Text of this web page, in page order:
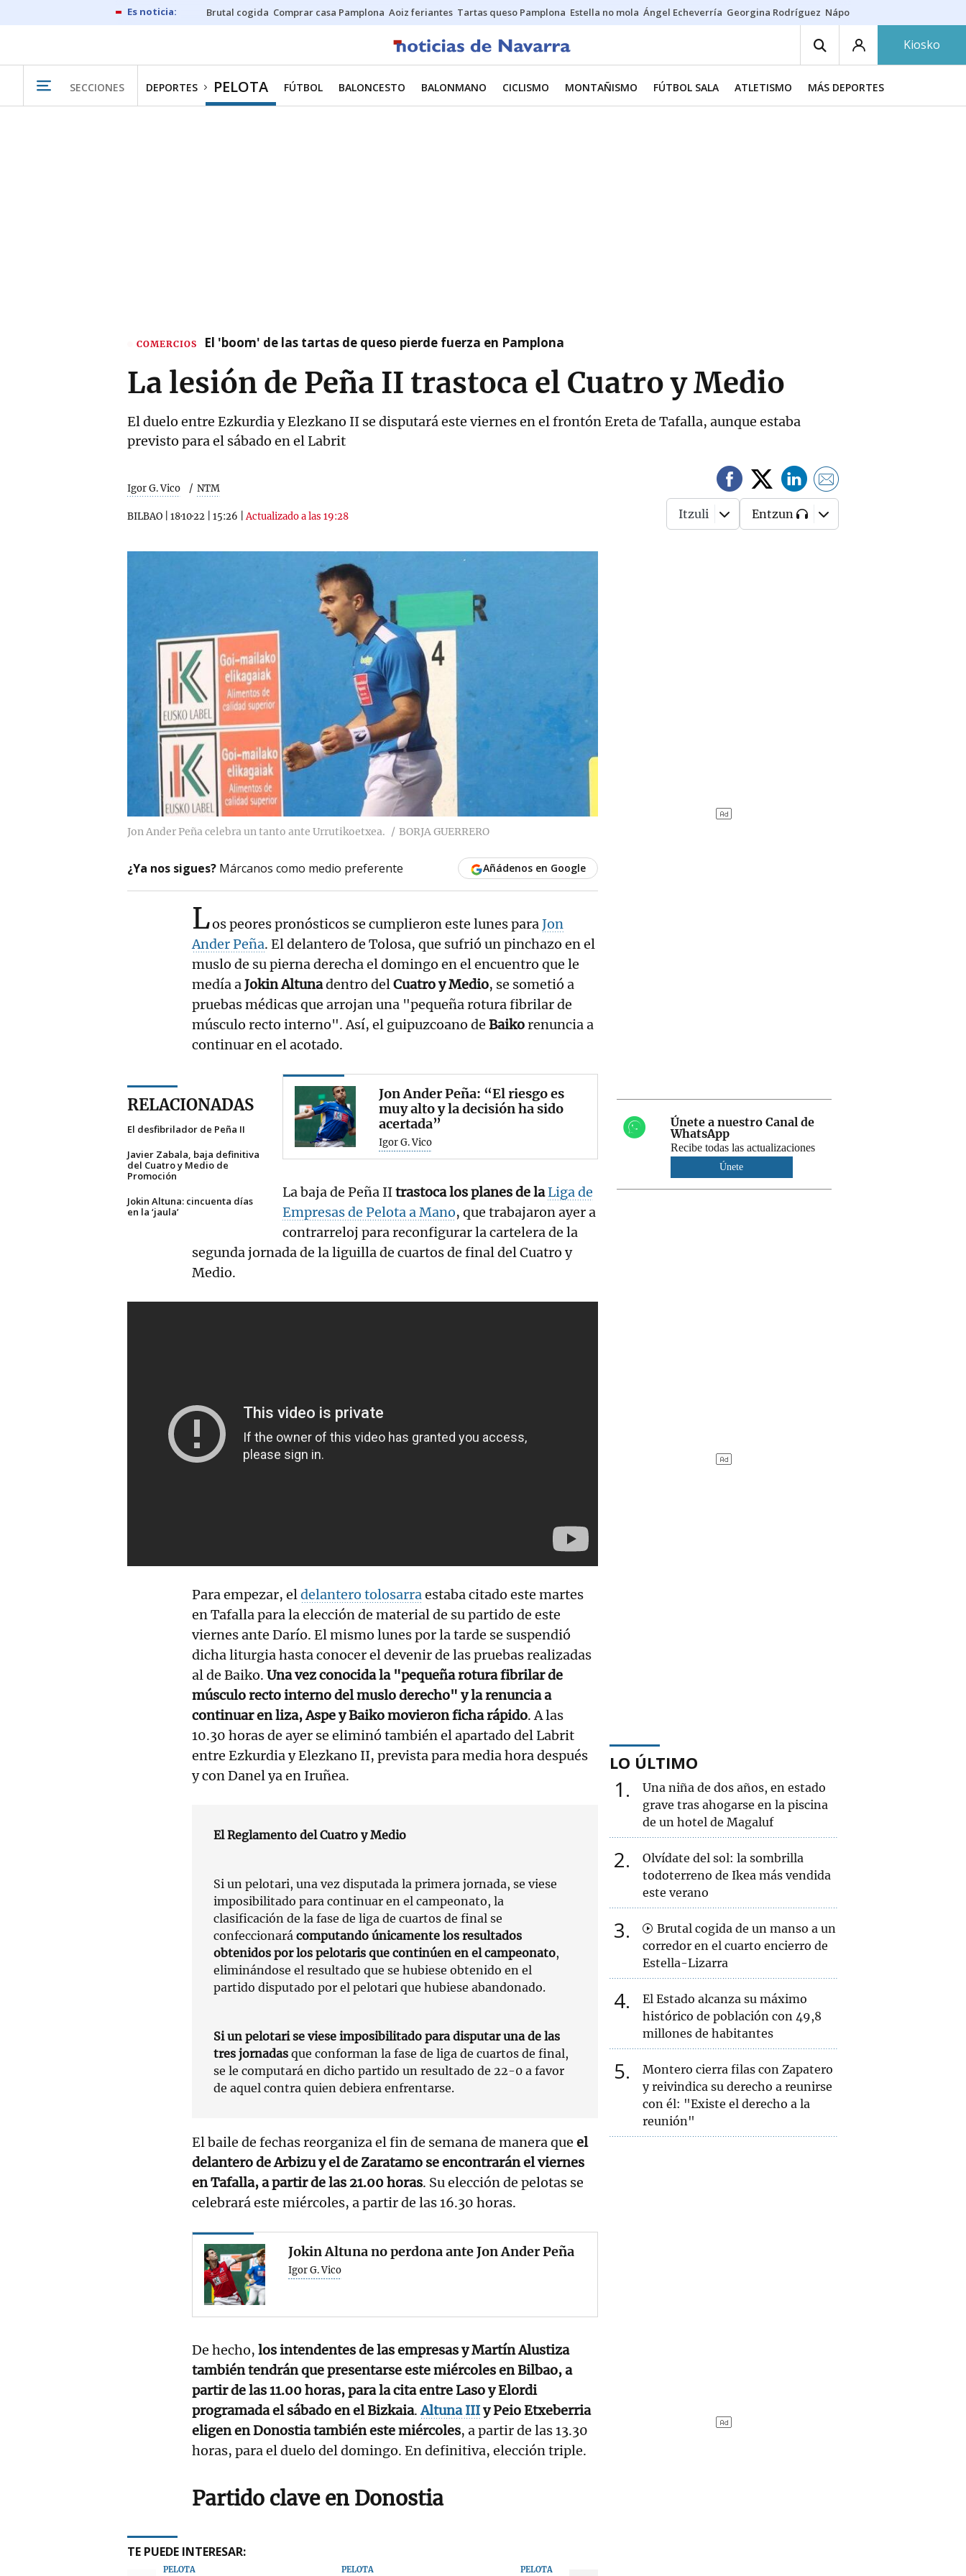
Brutal cogida Comprar casa Pamplona Aoiz feriantes Tartas queso Pamplona Estella no mola Ángel Echeverría Georgina Rodríguez Nápoles - Osasuna
Kiosko
SECCIONES DEPORTES PELOTA FÚTBOL BALONCESTO BALONMANO CICLISMO MONTAÑISMO FÚTBOL SALA ATLETISMO MÁS DEPORTES
COMERCIOS El 'boom' de las tartas de queso pierde fuerza en Pamplona
La lesión de Peña II trastoca el Cuatro y Medio
El duelo entre Ezkurdia y Elezkano II se disputará este viernes en el frontón Ereta de Tafalla, aunque estaba
previsto para el sábado en el Labrit
Igor G. Vico NTM
BILBAO 18·10·22 15:26 |Actualizado a las 19:28 Itzuli Entzun
Jon Ander Peña celebra un tanto ante Urrutikoetxea. BORJA GUERRERO
¿Ya nos sigues? Márcanos como medio preferente Añádenos en Google
Los peores pronósticos se cumplieron este lunes paraJon
Ander Peña. El delantero de Tolosa, que sufrió un pinchazo en el
muslo de su pierna derecha el domingo en el encuentro que le
medía aJokin Altunadentro delCuatro y Medio, se sometió a
pruebas médicas que arrojan una "pequeña rotura fibrilar de
músculo recto interno". Así, el guipuzcoano de Baikorenuncia a
continuar en el acotado.
RELACIONADAS
El desfibrilador de Peña II
Javier Zabala, baja definitiva
del Cuatro y Medio de
Promoción
Jokin Altuna: cincuenta días
en la ‘jaula’
Jon Ander Peña: “El riesgo es
muy alto y la decisión ha sido
acertada”
Igor G. Vico
La baja de Peña IItrastoca los planes de laLiga de
Empresas de Pelota a Mano, que trabajaron ayer a
contrarreloj para reconfigurar la cartelera de la
segunda jornada de la liguilla de cuartos de final del Cuatro y
Medio.
Para empezar, eldelantero tolosarraestaba citado este martes
en Tafalla para la elección de material de su partido de este
viernes ante Darío. El mismo lunes por la tarde se suspendió
dicha liturgia hasta conocer el devenir de las pruebas realizadas
al de Baiko. Una vez conocida la "pequeña rotura fibrilar de
músculo recto interno del muslo derecho" y la renuncia a
continuar en liza, Aspe y Baiko movieron ficha rápido. A las
10.30 horas de ayer se eliminó también el apartado del Labrit
entre Ezkurdia y Elezkano II, prevista para media hora después
y con Danel ya en Iruñea.
El Reglamento del Cuatro y Medio
Si un pelotari, una vez disputada la primera jornada, se viese
imposibilitado para continuar en el campeonato, la
clasificación de la fase de liga de cuartos de final se
confeccionará computando únicamente los resultados
obtenidos por los pelotaris que continúen en el campeonato,
eliminándose el resultado que se hubiese obtenido en el
partido disputado por el pelotari que hubiese abandonado.
Si un pelotari se viese imposibilitado para disputar una de las
tres jornadas que conforman la fase de liga de cuartos de final,
se le computará en dicho partido un resultado de 22-0 a favor
de aquel contra quien debiera enfrentarse.
El baile de fechas reorganiza el fin de semana de manera que el
delantero de Arbizu y el de Zaratamo se encontrarán el viernes
en Tafalla, a partir de las 21.00 horas. Su elección de pelotas se
celebrará este miércoles, a partir de las 16.30 horas.
Jokin Altuna no perdona ante Jon Ander Peña
Igor G. Vico
De hecho, los intendentes de las empresas y Martín Alustiza
también tendrán que presentarse este miércoles en Bilbao, a
partir de las 11.00 horas, para la cita entre Laso y Elordi
programada el sábado en el Bizkaia.Altuna IIIy Peio Etxeberria
eligen en Donostia también este miércoles, a partir de las 13.30
horas, para el duelo del domingo. En definitiva, elección triple.
Partido clave en Donostia
TE PUEDE INTERESAR:
PELOTA PELOTA PELOTA
Únete a nuestro Canal de
WhatsApp
Recibe todas las actualizaciones
Únete
LO ÚLTIMO
1
Una niña de dos años, en estado
grave tras ahogarse en la piscina
de un hotel de Magaluf
2
Olvídate del sol: la sombrilla
todoterreno de Ikea más vendida
este verano
3
Brutal cogida de un manso a un
corredor en el cuarto encierro de
Estella-Lizarra
4
El Estado alcanza su máximo
histórico de población con 49,8
millones de habitantes
5
Montero cierra filas con Zapatero
y reivindica su derecho a reunirse
con él: "Existe el derecho a la
reunión"